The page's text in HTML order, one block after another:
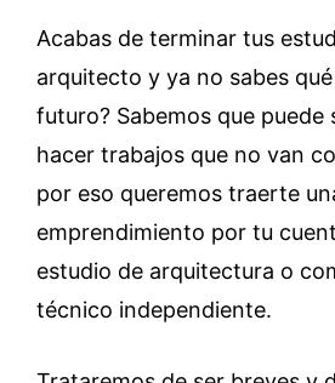
Acabas de terminar tus
arquitecto y ya no sabes
futuro? Sabemos que
hacer trabajos que no van
por eso queremos traerte
emprendimiento por tu
estudio de arquitectura o
técnico independiente.